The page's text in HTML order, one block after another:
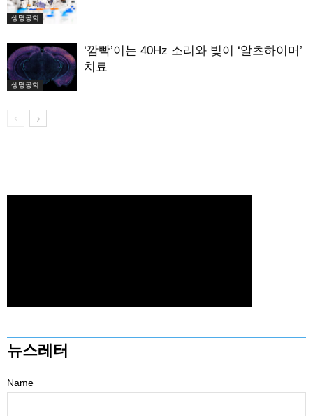
생명공학
생명공학
‘깜빡’이는 40Hz 소리와 빛이 ‘알츠하이머’
치료
뉴스레터
Name